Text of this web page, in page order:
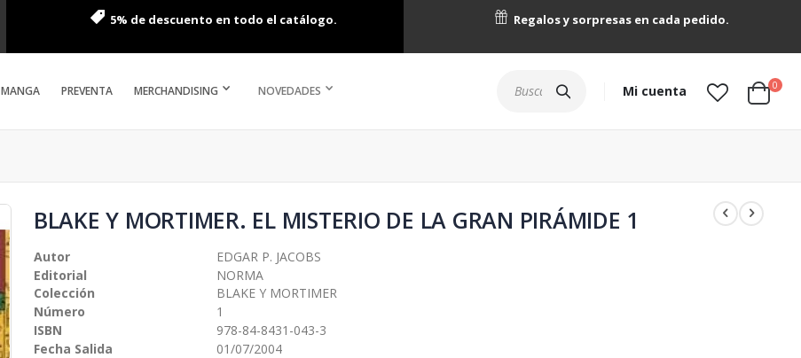
5% de descuento en todo el catálogo. Regalos y sorpresas en cada pedido.
MANGA PREVENTA MERCHANDISING NOVEDADES Mi cuenta Cart
0
BLAKE Y MORTIMER. EL MISTERIO DE LA GRAN PIRÁMIDE 1
Autor
EDGAR P. JACOBS
Editorial
NORMA
Colección
BLAKE Y MORTIMER
Número
1
ISBN
978-84-8431-043-3
Fecha Salida
01/07/2004